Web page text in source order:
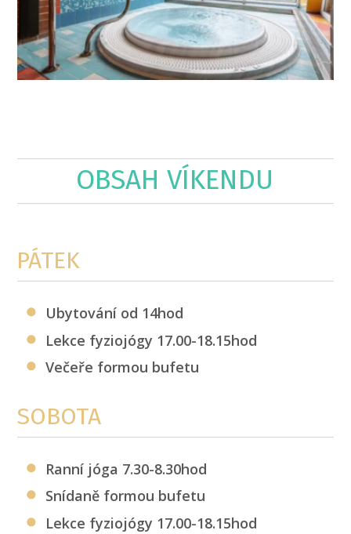
OBSAH VÍKENDU
PÁTEK
Ubytování od 14hod
Lekce fyziojógy 17.00-18.15hod
Večeře formou bufetu
SOBOTA
Ranní jóga 7.30-8.30hod
Snídaně formou bufetu
Lekce fyziojógy 17.00-18.15hod